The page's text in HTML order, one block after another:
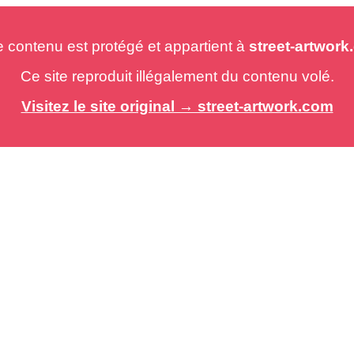
est protégé et appartient à street-
Ce site reproduit illégalement du contenu volé.
Visitez le site original → street-artwork.com